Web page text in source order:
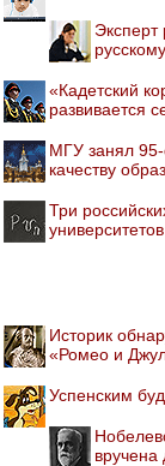
Эксперт
«Кадетский
развивается
МГУ занял 95-
качеству
Три
Историк
«Ромео и
Успенским